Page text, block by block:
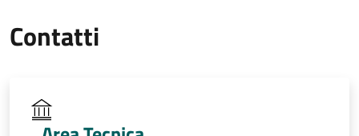
Contatti